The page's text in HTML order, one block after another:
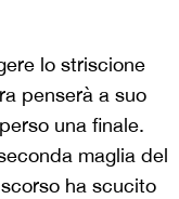
lo striscione
penserà a suo
una finale.
maglia del
ha scucito